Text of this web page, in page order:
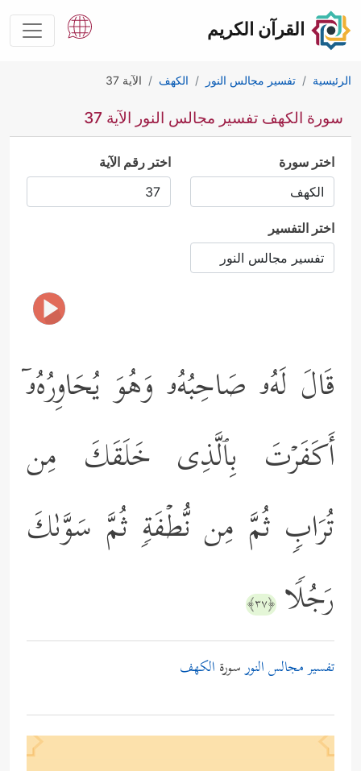
القرآن الكريم
الرئيسية تفسير مجالس النور الكهف الآية 37
سورة الكهف تفسير مجالس النور الآية 37
اختر سورة اختر رقم الآية
اختر التفسير
قَالَ لَهُۥ صَاحِبُهُۥ وَهُوَ یُحَاوِرُهُۥۤ
أَكَفَرۡتَ بِٱلَّذِی خَلَقَكَ مِن
تُرَابࣲ ثُمَّ مِن نُّطۡفَةࣲ ثُمَّ سَوَّىٰكَ
رَجُلࣰا ﴿٣٧﴾
تفسير مجالس النورسورة الكهف